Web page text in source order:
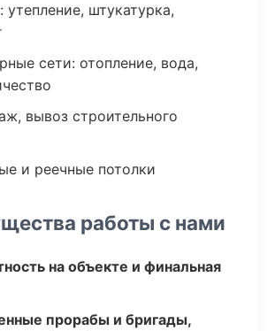
штукатурка,
сети: отопление, вода,
вывоз строительного
и реечные потолки
работы с нами
на объекте и финальная
прорабы и бригады,